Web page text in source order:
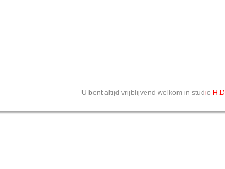
U bent altijd vrijblijvend welkom in studio H.D